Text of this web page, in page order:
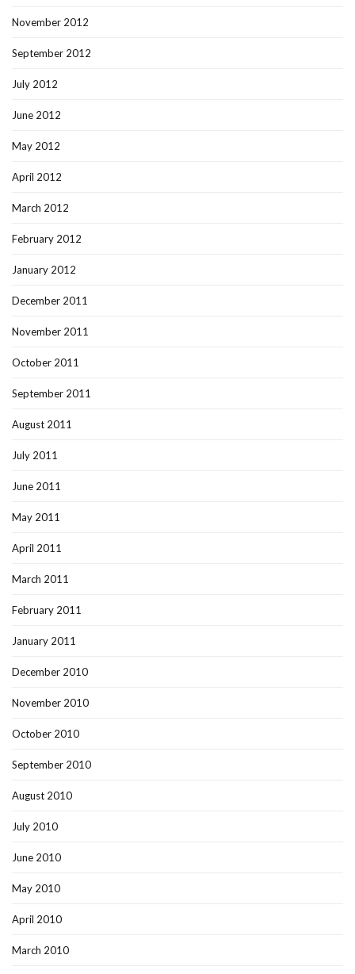
November 2012
September 2012
July 2012
June 2012
May 2012
April 2012
March 2012
February 2012
January 2012
December 2011
November 2011
October 2011
September 2011
August 2011
July 2011
June 2011
May 2011
April 2011
March 2011
February 2011
January 2011
December 2010
November 2010
October 2010
September 2010
August 2010
July 2010
June 2010
May 2010
April 2010
March 2010